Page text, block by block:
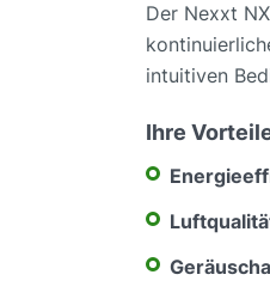
Der Nexxt
intuitiven
Ihre